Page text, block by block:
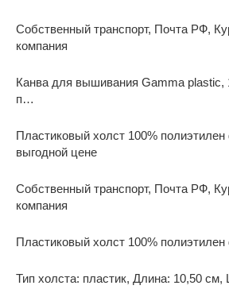
Собственный транспорт, Почта РФ,
компания
Канва для вышивания Gamma plastic,
п…
Пластиковый холст 100% полиэтилен
выгодной цене
Собственный транспорт, Почта РФ,
компания
Пластиковый холст 100% полиэтилен
Тип холста: пластик, Длина: 10,50